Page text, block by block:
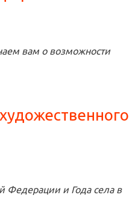
вам о возможности
Федерации и Года села в